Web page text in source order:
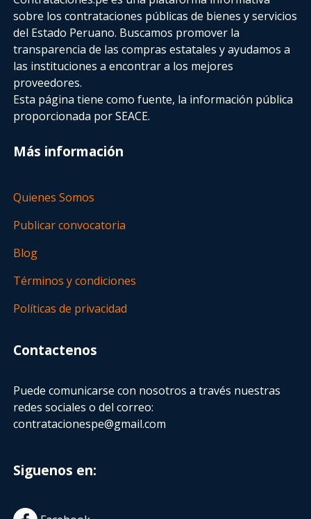
sobre los contrataciones públicas de bienes y servicios
del Estado Peruano. Buscamos promover la
transparencia de las compras estatalesy ayudamos a
las instituciones a encontrar a los mejores
proveedores.
Esta página tiene como fuente, la información pública
proporcionada por SEACE.
Más información
Quienes Somos
Publicar convocatoria
Blog
Términos y condiciones
Políticas de privacidad
Contactenos
Puede comunicarse con nosotros a través nuestras
redes sociales o del correo:
contratacionespe@gmail.com
Siguenos en: